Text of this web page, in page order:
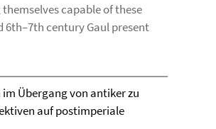
capable of these
century Gaul present
Übergang von antiker zu
auf postimperiale